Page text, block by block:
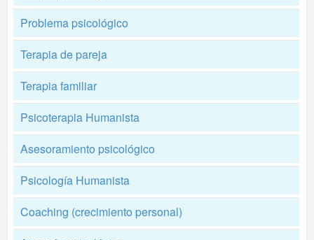
Problema psicológico
Terapia de pareja
Terapia familiar
Psicoterapia Humanista
Asesoramiento psicológico
Psicología Humanista
Coaching (crecimiento personal)